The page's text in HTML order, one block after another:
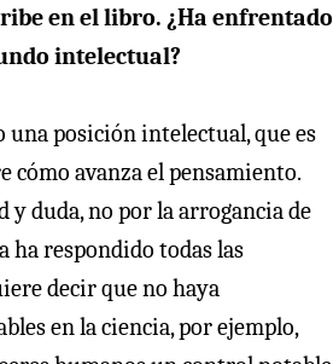
en el libro. ¿Ha enfrentado
intelectual?
una posición intelectual, que es
cómo avanza el pensamiento.
y duda, no por la arrogancia de
ha respondido todas las
decir que no haya
en la ciencia, por ejemplo,